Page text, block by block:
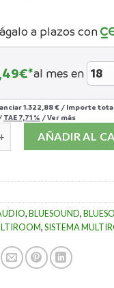
a plazos con
€*al mes en
1.322,88 € / Importe
TAE 7,71 % /Ver más
POWERNODE + DALI
AÑADIR AL
,BLUESOUND,
,SISTEMA